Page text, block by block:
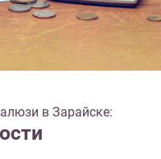
в Зарайске: